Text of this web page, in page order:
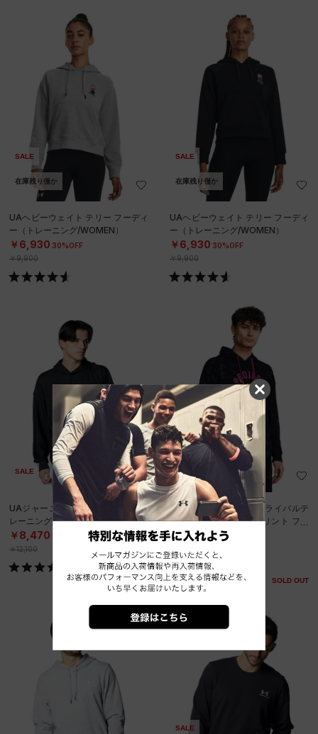
SALE
在庫残り僅か
UAヘビーウェイト テリー フーディ
ー（トレーニング/WOMEN）
￥6,930 30%OFF
￥9,900
SALE
在庫残り僅か
UAヘビーウェイト テリー フーディ
ー（トレーニング/WOMEN）
￥6,930 30%OFF
￥9,900
SALE
UAジャーニーリブ フーディー（ト
レーニング/MEN）
￥8,470
￥12,100
SALE
在庫残り僅か
UAプロジェクトロック ライバルテ
リー オールオーバー プリント フー
ディー（トレーニング/MEN）
￥10,010 30%OFF
￥14,300
SOLD OUT
SALE